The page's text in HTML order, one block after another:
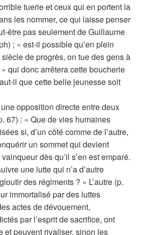
tuerie et ceux qui en portent la
les nommer, ce qui laisse penser
être pas seulement de Guillaume
; « est-il possible qu’en plein
de progrès, on tue des gens à
qui donc arrêtera cette boucherie
il que cette belle jeunesse soit
opposition directe entre deux
67) : « Que de vies humaines
si, d’un côté comme de l’autre,
un sommet qui devient
dès qu’il s’en est emparé.
une lutte qui n’a d’autre
des régiments ? » L’autre (p.
immortalisé par des luttes
actes de dévouement,
par l’esprit de sacrifice, ont
et peuvent rivaliser, sinon les